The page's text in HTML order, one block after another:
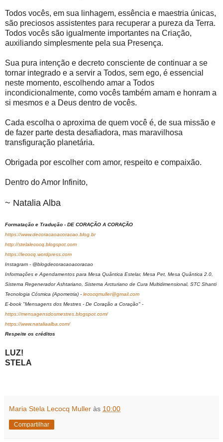
Todos vocês, em sua linhagem, essência e maestria únicas,
são preciosos assistentes para recuperar a pureza da Terra.
Todos vocês são igualmente importantes na Criação,
auxiliando simplesmente pela sua Presença.
Sua pura intenção e decreto consciente de continuar a se
tornar integrado e a servir a Todos, sem ego, é essencial
neste momento, escolhendo amar a Todos
incondicionalmente, como vocês também amam e honram a
si mesmos e a Deus dentro de vocês.
Cada escolha o aproxima de quem você é, de sua missão e
de fazer parte desta desafiadora, mas maravilhosa
transfiguração planetária.
Obrigada por escolher com amor, respeito e compaixão.
Dentro do Amor Infinito,
~ Natalia Alba
Formatação e Tradução - DE CORAÇÃO A CORAÇÃO
https://www.decoracaoacoracao.blog.br
http://stelalecocq.blogspot.com
https://lecocq.wordpress.com
Instagram - @blogdecoracaoacoracao
Informações e Agendamentos para Mesa Quântica Estelar, Mesa Pet, Mesa Quântica 2.0,
Sistema Regenerador Ashtariano, Sistema Arcturiano de Cura Multidimensional, STC Shanti
Tecnologia Cósmica (Apometria) - lecocqmuller@gmail.com
E-book "Mensagens dos Mestres - De Coração a Coração" -
https://mensagensdosmestres.blogspot.com/
https://www.nataliaalba.com/
Respeite os créditos
LUZ!
STELA
Maria Stela Lecocq Muller às 10:00
Compartilhar